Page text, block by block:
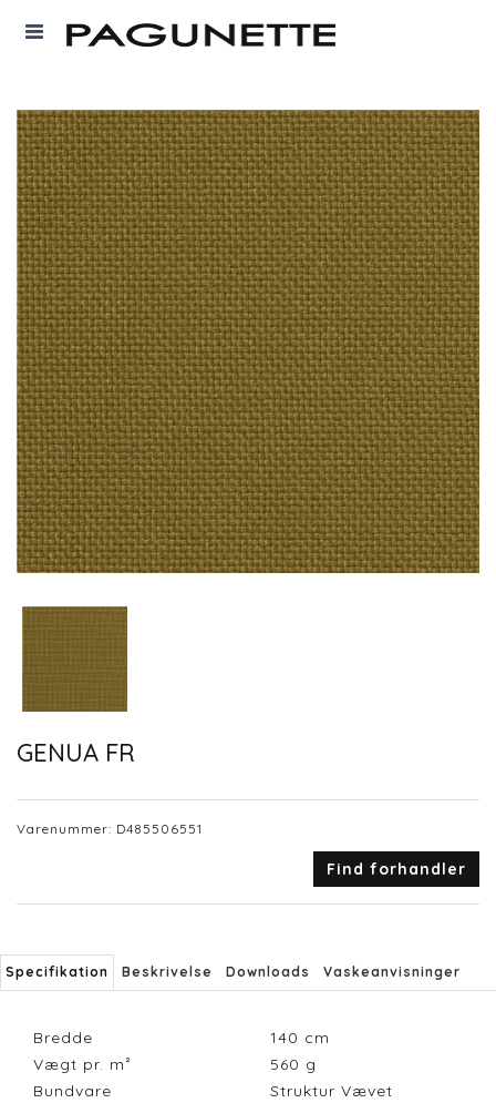
GENUA FR
Varenummer: D485506551
Find forhandler
Specifikation Beskrivelse Downloads Vaskeanvisninger
Bredde 140 cm
Vægt pr. m²
560 g
Bundvare
Struktur Vævet